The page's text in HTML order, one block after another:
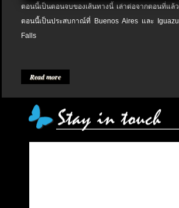
ตอนนี้เป็นตอนจบของเส้นทางนี้ เล่าต่อจากตอนที่แล้ว
ตอนนี้เป็นประสบกาณ์ที่ Buenos Aires และ Iguazu
Falls
Read more